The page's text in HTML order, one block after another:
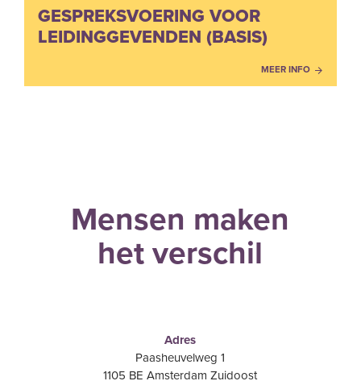
GESPREKSVOERING VOOR
LEIDINGGEVENDEN (BASIS)
MEER INFO
Mensen maken
het verschil
Adres
Paasheuvelweg 1
1105 BE Amsterdam Zuidoost